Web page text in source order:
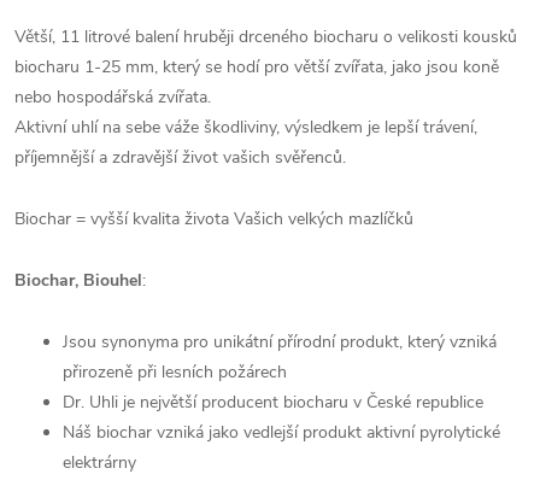
Větší, 11 litrové balení hruběji drceného biocharu o velikosti kousků
biocharu 1-25 mm, který se hodí pro větší zvířata, jako jsou koně
nebo hospodářská zvířata.
Aktivní uhlí na sebe váže škodliviny, výsledkem je lepší trávení,
příjemnější a zdravější život vašich svěřenců.
Biochar = vyšší kvalita života Vašich velkých mazlíčků
Biochar, Biouhel:
Jsou synonyma pro unikátní přírodní produkt, který vzniká
přirozeně při lesních požárech
Dr. Uhli je největší producent biocharu v České republice
Náš biochar vzniká jako vedlejší produkt aktivní pyrolytické
elektrárny